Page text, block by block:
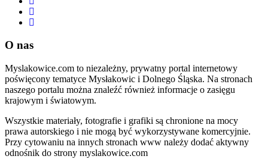
O nas
Myslakowice.com to niezależny, prywatny portal internetowy
poświęcony tematyce Mysłakowic i Dolnego Śląska. Na stronach
naszego portalu można znaleźć również informacje o zasięgu
krajowym i światowym.
Wszystkie materiały, fotografie i grafiki są chronione na mocy
prawa autorskiego i nie mogą być wykorzystywane komercyjnie.
Przy cytowaniu na innych stronach www należy dodać aktywny
odnośnik do strony myslakowice.com